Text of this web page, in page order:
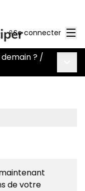
Se connecter
? /
de votre